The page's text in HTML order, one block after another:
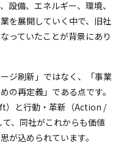
設備、エネルギー、環境、
を展開していく中で、旧社
っていたことが背景にあり
ジ刷新」ではなく、「事業
の再定義」である点です。
）と行動・革新（Action /
、同社がこれからも価値
が込められています。